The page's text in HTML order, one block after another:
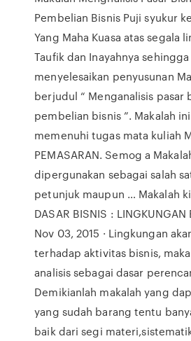
Pembelian Bisnis Puji syukur
Yang Maha Kuasa atas segala
Taufik dan Inayahnya
menyelesaikan penyusunan
berjudul “ Menganalisis pasar
pembelian bisnis ”. Makalah
memenuhi tugas mata kuliah
PEMASARAN. Semog a
dipergunakan sebagai salah
petunjuk maupun … Makalah
DASAR BISNIS : LINGKUNGAN
Nov 03, 2015 · Lingkungan
terhadap aktivitas bisnis,
analisis sebagai dasar
Demikianlah makalah yang
yang sudah barang tentu
baik dari segi